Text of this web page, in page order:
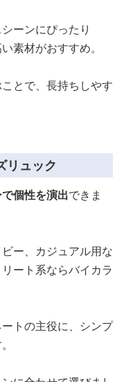
ーンにぴったり
素材がおすすめ。
とで、長持ちしやす
リュック
個性を演出できま
ー、カジュアル用な
ート系ならバイカラ
トの主役に、シンプ